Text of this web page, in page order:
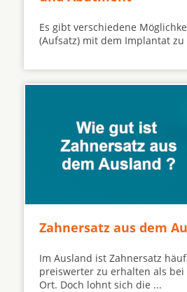
Es gibt verschiedene
(Aufsatz) mit dem Implantat zu
Zahnersatz aus dem
Im Ausland ist Zahnersatz
preiswerter zu erhalten als
Ort. Doch lohnt sich die ...